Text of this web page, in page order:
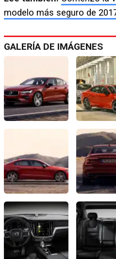
modelo más seguro de
GALERÍA DE IMÁGENES